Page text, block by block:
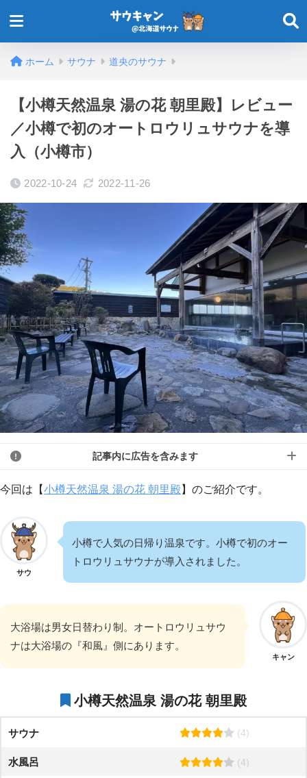
ホーム サウナ 道央のサウナ
【小樽天然温泉 湯の花 朝里殿】レビュー
／小樽で初のオートロウリュサウナを導
入（小樽市）
2022-10-24 2022-11-26
記事内に広告を含みます
今回は【小樽天然温泉 湯の花 朝里殿】のご紹介です。
サウ
小樽で人気の日帰り温泉です。小樽で初のオー
トロウリュサウナが導入されました。
キャン
大浴場は男女日替わり制。オートロウリュサウ
ナは大浴場の『和風』側にあります。
小樽天然温泉 湯の花 朝里殿
サウナ (4)
水風呂 (4)